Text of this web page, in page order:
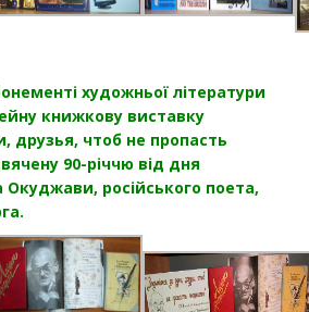
художньої літератури
книжкову виставку
друзья, чтоб не пропасть
90-річчю від дня
російського поета,